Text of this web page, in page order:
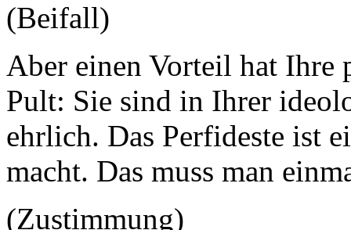
(Beifall)
Aber einen Vorteil hat Ihre
Pult: Sie sind in Ihrer
ehrlich. Das Perfideste ist
macht. Das muss man
(Zustimmung)